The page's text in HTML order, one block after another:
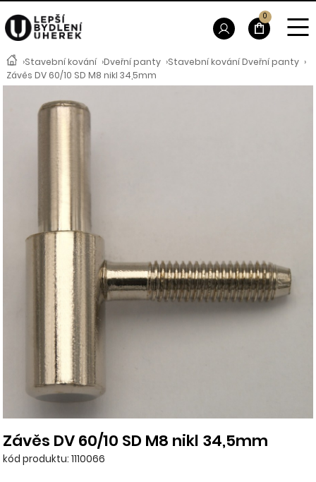
›Stavební kování ›Dveřní panty ›Stavební kování Dveřní panty ›
Závěs DV 60/10 SD M8 nikl 34,5mm
Závěs DV 60/10 SD M8 nikl 34,5mm
kód produktu: 1110066
0